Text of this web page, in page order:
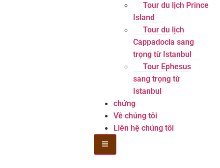
Tour du lịch Prince
Island
Tour du lịch
Cappadocia sang
trọng từ Istanbul
Tour Ephesus
sang trọng từ
Istanbul
chứng
Về chúng tôi
Liên hệ chúng tôi
Bánh mì Toggle Menu